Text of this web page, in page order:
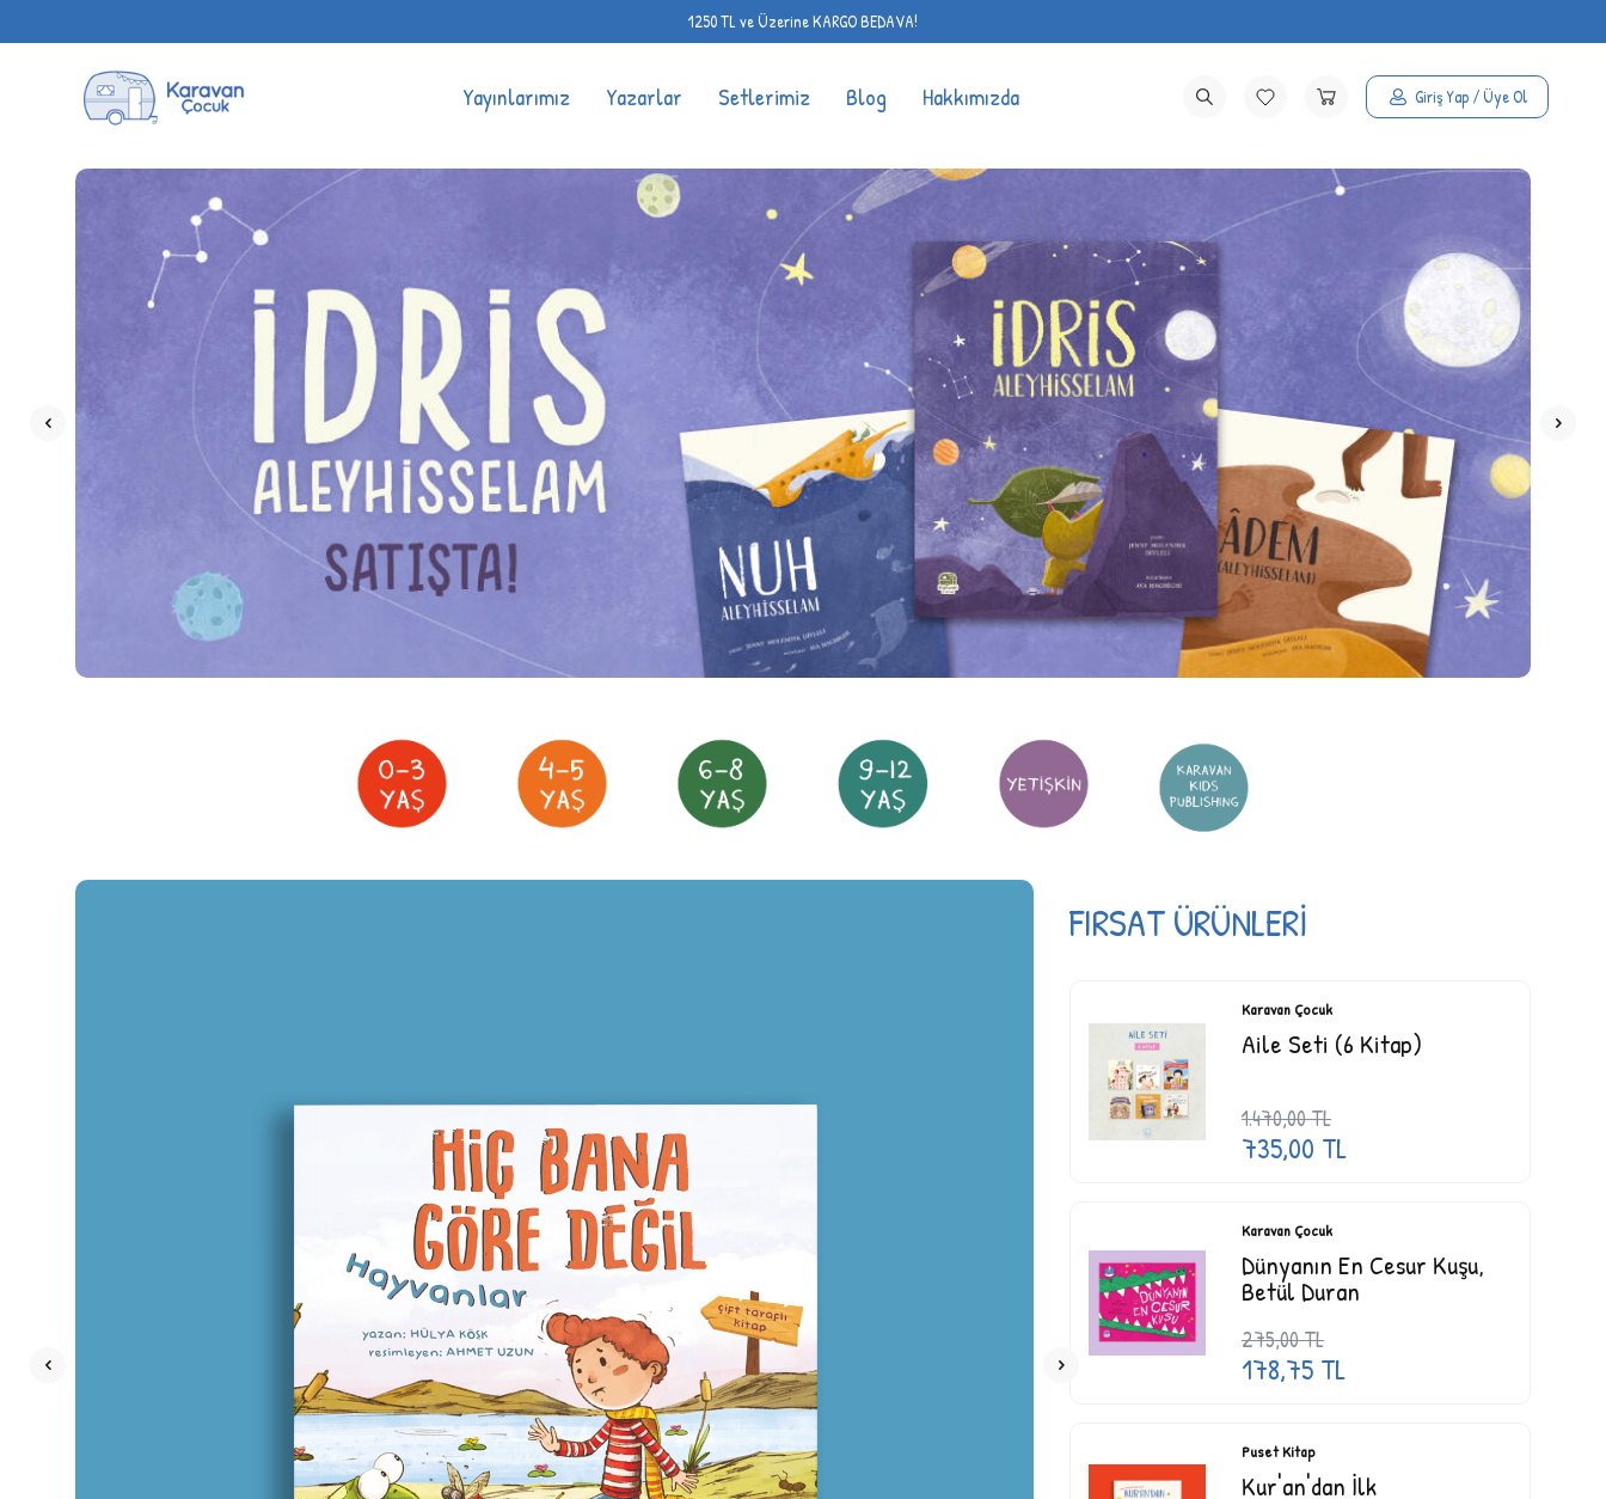
1250 TL ve Üzerine KARGO BEDAVA!
Yayınlarımız Yazarlar Setlerimiz Blog Hakkımızda Giriş Yap / Üye Ol
FIRSAT ÜRÜNLERİ
Karavan Çocuk
Aile Seti (6 Kitap)
1.470,00TL
735,00 TL
Karavan Çocuk
Dünyanın En Cesur Kuşu,
Betül Duran
275,00TL
178,75 TL
Puset Kitap
Kur'an'dan İlk